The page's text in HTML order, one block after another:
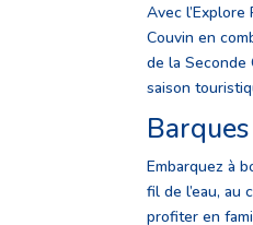
Avec
Couvin en
de la Seconde
saison
Embarquez à
fil de l’eau, au
profiter en